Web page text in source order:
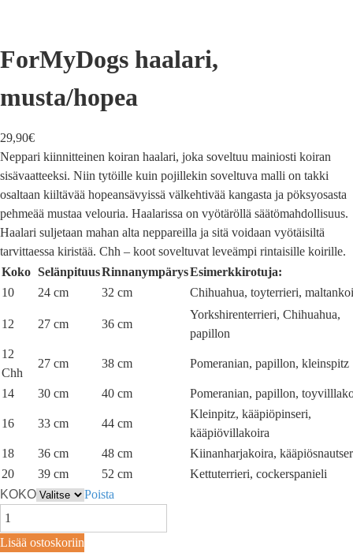
ForMyDogs haalari,
musta/hopea
29,90€
Neppari kiinnitteinen koiran haalari, joka soveltuu mainiosti koiran
sisävaatteeksi. Niin tytöille kuin pojillekin soveltuva malli on takki
osaltaan kiiltävää hopeansävyissä välkehtivää kangasta ja pöksyosasta
pehmeää mustaa velouria. Haalarissa on vyötäröllä säätömahdollisuus.
Haalari suljetaan mahan alta neppareilla ja sitä voidaan vyötäisiltä
tarvittaessa kiristää. Chh – koot soveltuvat leveämpi rintaisille koirille.
Koko SelänpituusRinnanympärysEsimerkkirotuja:
10
24 cm 32 cm Chihuahua, toyterrieri,
12 27 cm 36 cm
Yorkshirenterrieri, Chihuahua,
papillon
12
Chh
27 cm 38 cm Pomeranian, papillon, kleinspitz
14 30 cm 40 cm Pomeranian, papillon,
16 33 cm 44 cm
Kleinpitz, kääpiöpinseri,
kääpiövillakoira
18
36 cm 48 cm
Kiinanharjakoira,
20
39 cm 52 cm
Kettuterrieri, cockerspanieli
KOKO
Poista
Lisää ostoskoriin